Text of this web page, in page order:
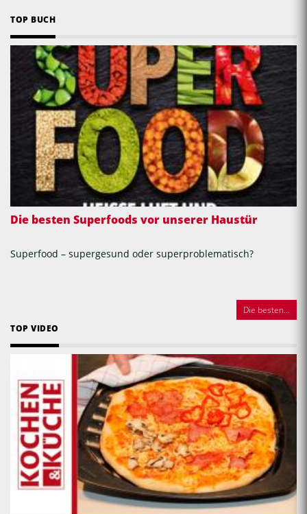
TOP BUCH
Die besten Superfoods vor unserer Haustür
Superfood – supergesund oder superproblematisch?
Die besten...
TOP VIDEO